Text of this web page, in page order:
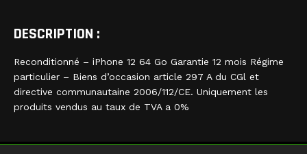
DESCRIPTION :
Reconditionné – iPhone 12 64 Go Garantie 12 mois Régime
particulier – Biens d’occasion article 297 A du CGl et
directive communautaine 2006/112/CE. Uniquement les
produits vendus au taux de TVA a 0%